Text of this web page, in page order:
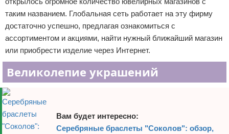
таким названием. Глобальная сеть работает на эту фирму
достаточно успешно, предлагая ознакомиться с
ассортиментом и акциями, найти нужный ближайший магазин
или приобрести изделие через Интернет.
Великолепие украшений
Вам будет интересно:
Серебряные браслеты "Соколов": обзор,